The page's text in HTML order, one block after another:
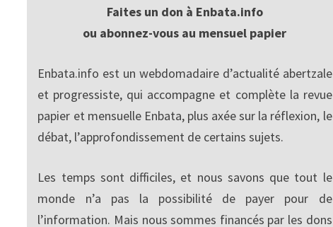
Faites un don à Enbata.info
ou abonnez-vous au mensuel papier
Enbata.info est un webdomadaire d’actualité abertzale
et progressiste, qui accompagne et complète la revue
papier et mensuelle Enbata, plus axée sur la réflexion, le
débat, l’approfondissement de certains sujets.
Les temps sont difficiles, et nous savons que tout le
monde n’a pas la possibilité de payer pour de
l’information. Mais nous sommes financés par les dons